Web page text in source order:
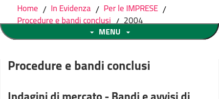
Home / In Evidenza / Per le IMPRESE /
Procedure e bandi conclusi / 2004
MENU
Procedure e bandi conclusi